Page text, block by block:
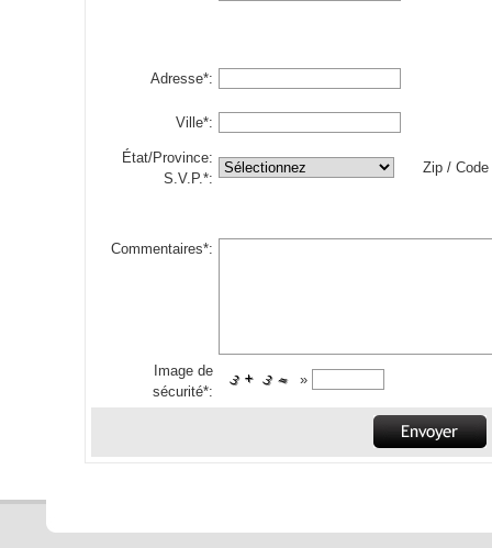
Adresse*:
Ville*:
État/Province:
S.V.P.*:
Zip /
Commentaires*:
Image de
sécurité*:
»